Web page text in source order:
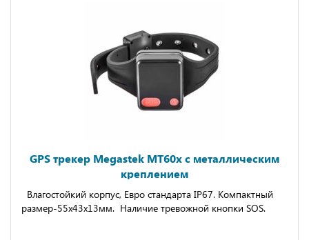
GPS трекер Megastek MT60x с металлическим
креплением
Влагостойкий корпус, Евро стандарта IP67. Компактный
размер-55x43x13мм. Наличие тревожной кнопки SOS.